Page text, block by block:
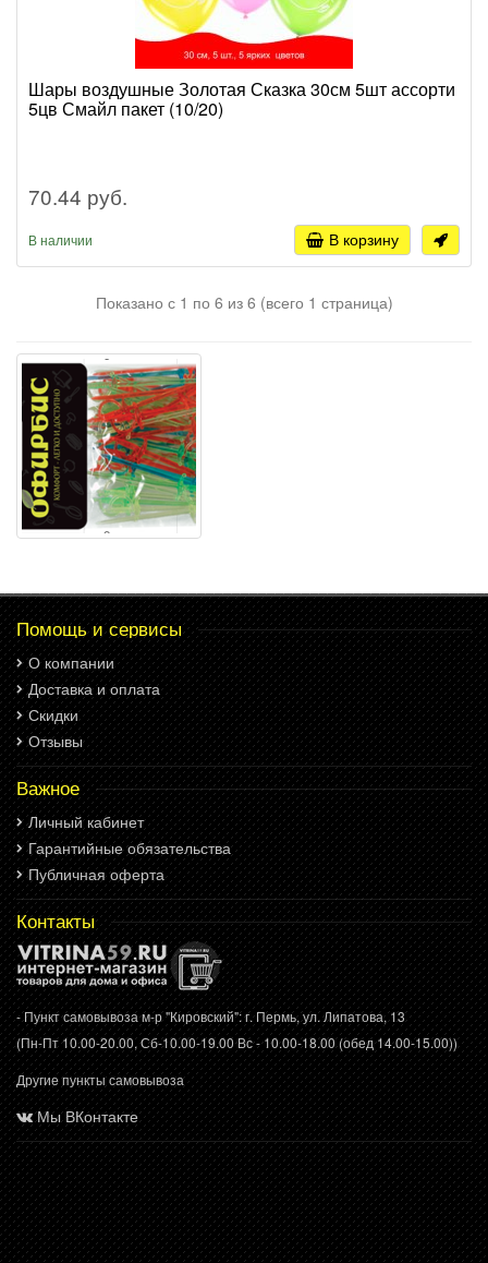
Шары воздушные Золотая Сказка 30см 5шт ассорти
5цв Смайл пакет (10/20)
70.44 руб.
В наличии В корзину
Показано с 1 по 6 из 6 (всего 1 страница)
Помощь и сервисы
О компании
Доставка и оплата
Скидки
Отзывы
Важное
Личный кабинет
Гарантийные обязательства
Публичная оферта
Контакты
- Пункт самовывоза м-р "Кировский": г. Пермь, ул. Липатова, 13
(Пн-Пт 10.00-20.00, Сб-10.00-19.00 Вс - 10.00-18.00 (обед 14.00-15.00))
Другие пункты самовывоза
Мы ВКонтакте